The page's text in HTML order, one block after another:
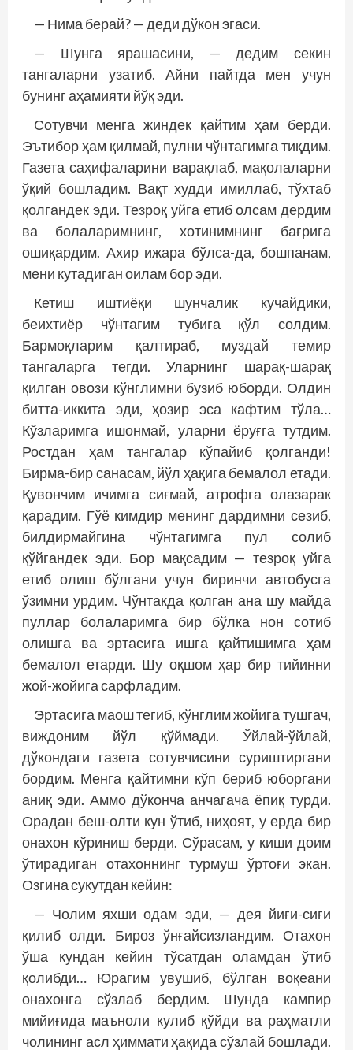
— Нима берай? — деди дўкон эгаси.
— Шунга ярашасини, — дедим секин
тангаларни узатиб. Айни пайтда мен учун
бунинг аҳамияти йўқ эди.
Сотувчи менга жиндек қайтим ҳам берди.
Эътибор ҳам қилмай, пулни чўнтагимга тиқдим.
Газета саҳифаларини варақлаб, мақолаларни
ўқий бошладим. Вақт худди имиллаб, тўхтаб
қолгандек эди. Тезроқ уйга етиб олсам дердим
ва болаларимнинг, хотинимнинг бағрига
ошиқардим. Ахир ижара бўлса-да, бошпанам,
мени кутадиган оилам бор эди.
Кетиш иштиёқи шунчалик кучайдики,
беихтиёр чўнтагим тубига қўл солдим.
Бармоқларим қалтираб, муздай темир
тангаларга тегди. Уларнинг шарақ-шарақ
қилган овози кўнглимни бузиб юборди. Олдин
битта-иккита эди, ҳозир эса кафтим тўла…
Кўзларимга ишонмай, уларни ёруғга тутдим.
Ростдан ҳам тангалар кўпайиб қолганди!
Бирма-бир санасам, йўл ҳақига бемалол етади.
Қувончим ичимга сиғмай, атрофга олазарак
қарадим. Гўё кимдир менинг дардимни сезиб,
билдирмайгина чўнтагимга пул солиб
қўйгандек эди. Бор мақсадим — тезроқ уйга
етиб олиш бўлгани учун биринчи автобусга
ўзимни урдим. Чўнтакда қолган ана шу майда
пуллар болаларимга бир бўлка нон сотиб
олишга ва эртасига ишга қайтишимга ҳам
бемалол етарди. Шу оқшом ҳар бир тийинни
жой-жойига сарфладим.
Эртасига маош тегиб, кўнглим жойига тушгач,
виждоним йўл қўймади. Ўйлай-ўйлай,
дўкондаги газета сотувчисини суриштиргани
бордим. Менга қайтимни кўп бериб юборгани
аниқ эди. Аммо дўконча анчагача ёпиқ турди.
Орадан беш-олти кун ўтиб, ниҳоят, у ерда бир
онахон кўриниш берди. Сўрасам, у киши доим
ўтирадиган отахоннинг турмуш ўртоғи экан.
Озгина сукутдан кейин:
— Чолим яхши одам эди, — дея йиғи-сиғи
қилиб олди. Бироз ўнғайсизландим. Отахон
ўша кундан кейин тўсатдан оламдан ўтиб
қолибди… Юрагим увушиб, бўлган воқеани
онахонга сўзлаб бердим. Шунда кампир
мийиғида маъноли кулиб қўйди ва раҳматли
чолининг асл ҳиммати ҳақида сўзлай бошлади.